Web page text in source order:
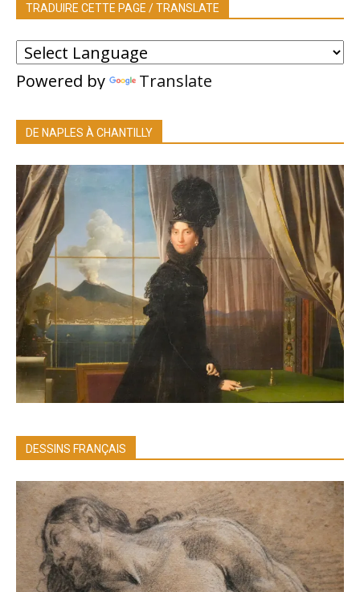
TRADUIRE CETTE PAGE / TRANSLATE
Powered by Translate
DE NAPLES À CHANTILLY
DESSINS FRANÇAIS